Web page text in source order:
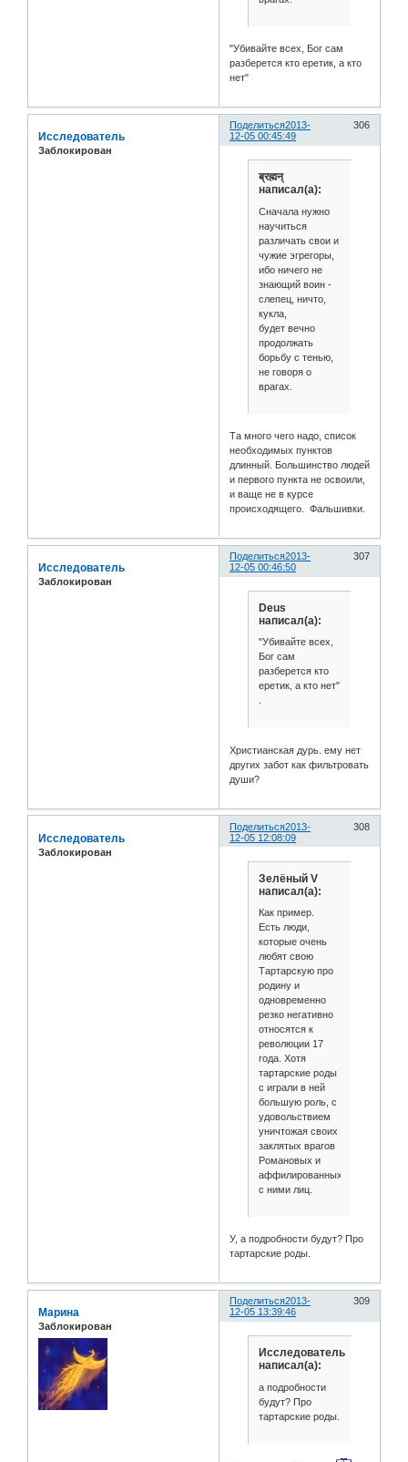
"Убивайте всех, Бог сам
разберется кто еретик, а кто
нет"
Поделиться 306
2013-
12-05 00:45:49
Исследователь
Заблокирован
ब्रह्मन्
написал(а):
Cначала нужно
научиться
различать свои и
чужие эгрегоры,
ибо ничего не
знающий воин -
слепец, ничто,
кукла,
будет вечно
продолжать
борьбу с тенью,
не говоря о
врагах.
Та много чего надо, список
необходимых пунктов
длинный. Большинство людей
и первого пункта не освоили,
и ваще не в курсе
происходящего. Фальшивки.
Поделиться 307
2013-
12-05 00:46:50
Исследователь
Заблокирован
Deus
написал(а):
"Убивайте всех,
Бог сам
разберется кто
еретик, а кто нет"
Христианская дурь. ему нет
других забот как фильтровать
души?
Поделиться 308
2013-
12-05 12:08:09
Исследователь
Заблокирован
Зелёный V
написал(а):
Как пример.
Есть люди,
которые очень
любят свою
Тартарскую про
родину и
одновременно
резко негативно
относятся к
революции 17
года. Хотя
тартарские роды
с играли в ней
большую роль, с
удовольствием
уничтожая своих
заклятых врагов
Романовых и
аффилированных
с ними лиц.
У, а подробности будут? Про
тартарские роды.
Поделиться 309
2013-
12-05 13:39:46
Марина
Заблокирован
Исследователь
написал(а):
а подробности
будут? Про
тартарские роды.